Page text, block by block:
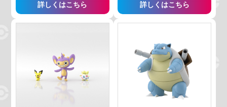
詳しくはこちら 詳しくはこちら